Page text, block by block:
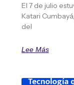
El 7 de julio
Katari
del
Lee Más